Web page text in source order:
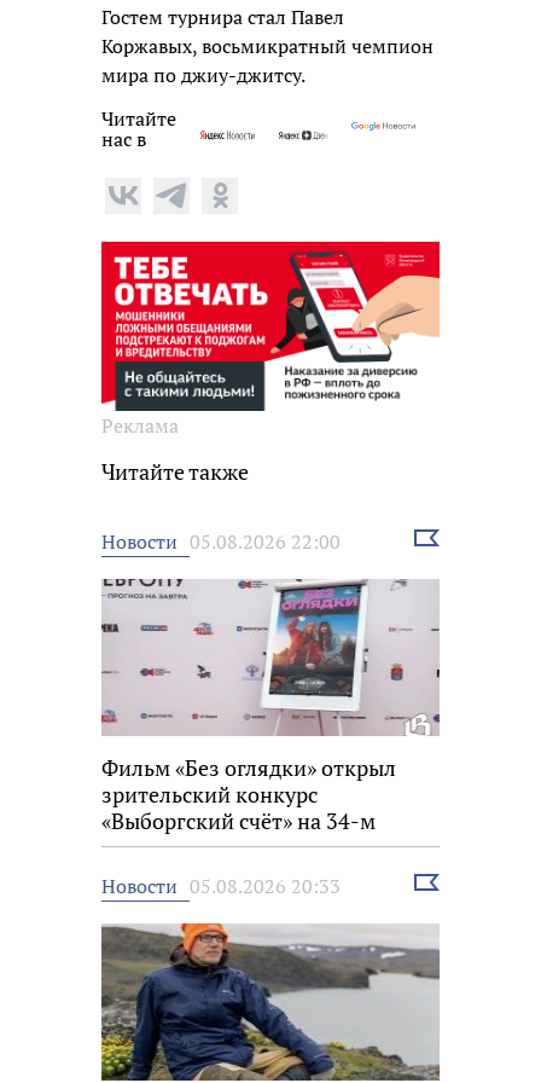
Гостем турнира стал Павел
Коржавых, восьмикратный чемпион
мира по джиу-джитсу.
Читайте
нас в
Реклама
Читайте также
Новости 05.08.2026 22:00
Выбрать
Фильм «Без оглядки» открыл
зрительский конкурс
«Выборгский счёт» на 34-м
фестивале «Окно в Европу»
Новости 05.08.2026 20:33
Выбрать